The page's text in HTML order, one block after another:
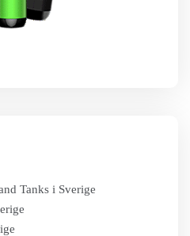
Tanks i Sverige